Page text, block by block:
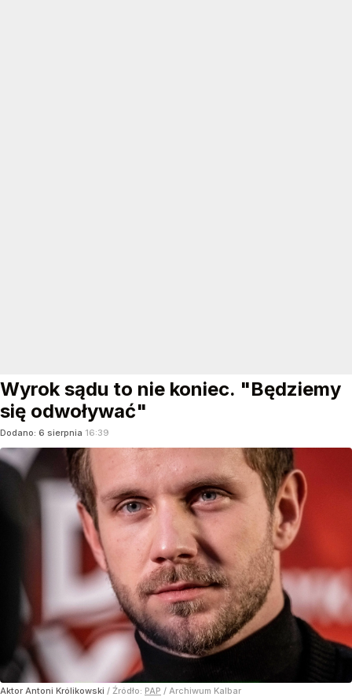
Wyrok sądu to nie koniec. "Będziemy
się odwoływać"
Dodano: 6 sierpnia 16:39
Aktor Antoni Królikowski / Źródło: PAP / Archiwum Kalbar